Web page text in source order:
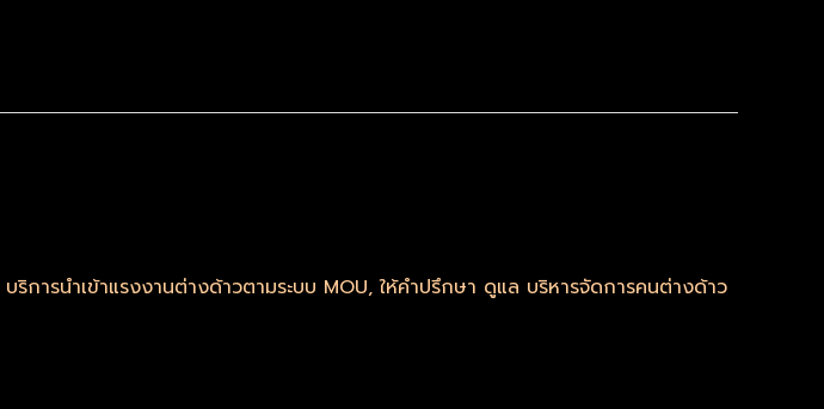
บริการนำเข้าแรงงานต่างด้าวตามระบบ MOU,ให้คำปรึกษา ดูแล บริหารจัดการคนต่างด้าว